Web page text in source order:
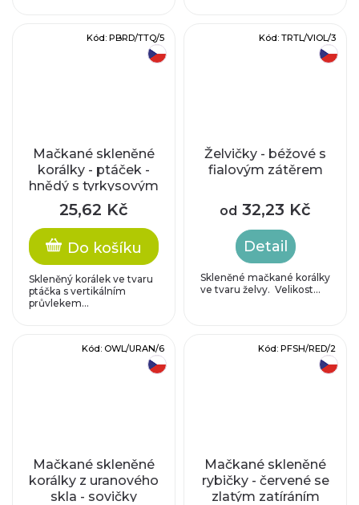
Mačkané skleněné
korálky - ptáček -
hnědý s tyrkysovým
zatíráním
25,62 Kč
Do košíku
Skleněný korálek ve tvaru
ptáčka s vertikálním
průvlekem...
Kód: PBRD/TTQ/5
Želvičky - béžové s
fialovým zátěrem
od 32,23 Kč
Detail
Skleněné mačkané korálky
ve tvaru želvy. Velikost...
Kód: TRTL/VIOL/3
Mačkané skleněné
korálky z uranového
skla - sovičky
Kód: OWL/URAN/6
Mačkané skleněné
rybičky - červené se
zlatým zatíráním
Kód: PFSH/RED/2